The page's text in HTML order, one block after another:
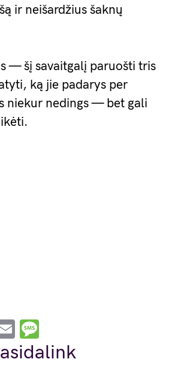
ir neišardžius šaknų
— šį savaitgalį paruošti tris
ką jie padarys per
niekur nedings — bet gali
Email